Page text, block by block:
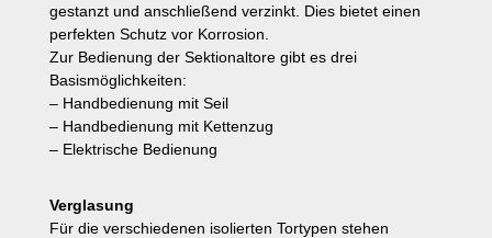
gestanzt und anschließend verzinkt. Dies bietet einen
perfekten Schutz vor Korrosion.
Zur Bedienung der Sektionaltore gibt es drei
Basismöglichkeiten:
– Handbedienung mit Seil
– Handbedienung mit Kettenzug
– Elektrische Bedienung
Verglasung
Für die verschiedenen isolierten Tortypen stehen